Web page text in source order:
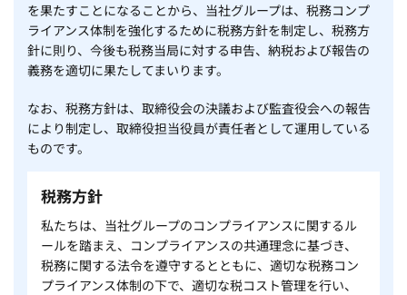
を果たすことになることから、当社グループは、税務コンプ
ライアンス体制を強化するために税務方針を制定し、税務方
針に則り、今後も税務当局に対する申告、納税および報告の
義務を適切に果たしてまいります。
なお、税務方針は、取締役会の決議および監査役会への報告
により制定し、取締役担当役員が責任者として運用している
ものです。
税務方針
私たちは、当社グループのコンプライアンスに関するル
ールを踏まえ、コンプライアンスの共通理念に基づき、
税務に関する法令を遵守するとともに、適切な税務コン
プライアンス体制の下で、適切な税コスト管理を行い、